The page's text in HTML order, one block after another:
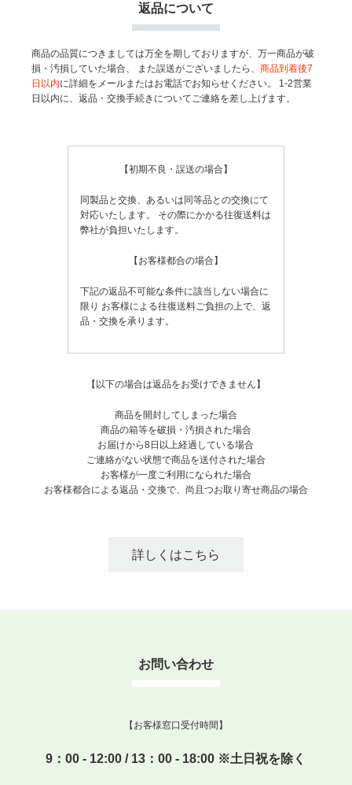
返品について
商品の品質につきましては万全を期しておりますが、万一商品が破
損・汚損していた場合、
また誤送がございましたら、商品到着後7
日以内に詳細をメールまたはお電話でお知らせください。
1-2営業
日以内に、返品・交換手続きについてご連絡を差し上げます。
【初期不良・誤送の場合】
同製品と交換、あるいは同等品との交換にて
対応いたします。
その際にかかる往復送料は
弊社が負担いたします。
【お客様都合の場合】
下記の返品不可能な条件に該当しない場合に
限り お客様による往復送料ご負担の上で、返
品・交換を承ります。
【以下の場合は返品をお受けできません】
商品を開封してしまった場合
商品の箱等を破損・汚損された場合
お届けから8日以上経過している場合
ご連絡がない状態で商品を送付された場合
お客様が一度ご利用になられた場合
お客様都合による返品・交換で、尚且つお取り寄せ商品の場合
詳しくはこちら
お問い合わせ
【お客様窓口受付時間】
9：00 - 12:00 / 13：00 - 18:00 ※土日祝を除く